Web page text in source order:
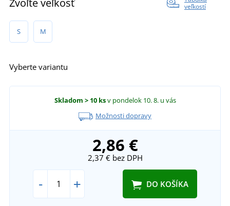
Zvoľte veľkosť
veľkostí
S M
Vyberte variantu
Skladom > 10 ksv pondelok 10. 8. u vás
Možnosti dopravy
2,86 €
2,37 €bez DPH
- + DO KOŠÍKA